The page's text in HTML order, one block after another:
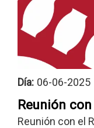
Día: 06-06-2025
Reunión
Reunión con el